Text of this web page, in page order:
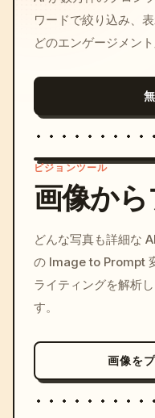
ワードで絞り込み、
どのエンゲージメン
ビジョンツール
画像か
どんな写真も詳細な
の Image to Prompt
ライティングを解析
す。
画像を